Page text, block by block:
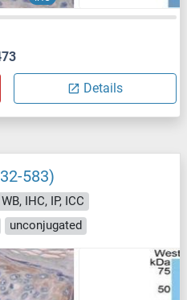
Details
583)
WB, IHC, IP, ICC
unconjugated